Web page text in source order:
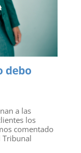
debo
a las
los
comentado
Tribunal